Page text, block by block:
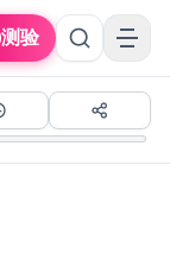
测验